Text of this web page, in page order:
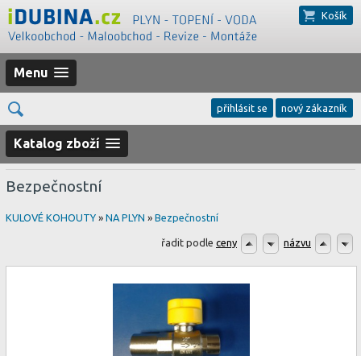
Košík
Menu
přihlásit se nový zákazník
Katalog zboží
Bezpečnostní
KULOVÉ KOHOUTY » NA PLYN » Bezpečnostní
řadit podle ceny názvu